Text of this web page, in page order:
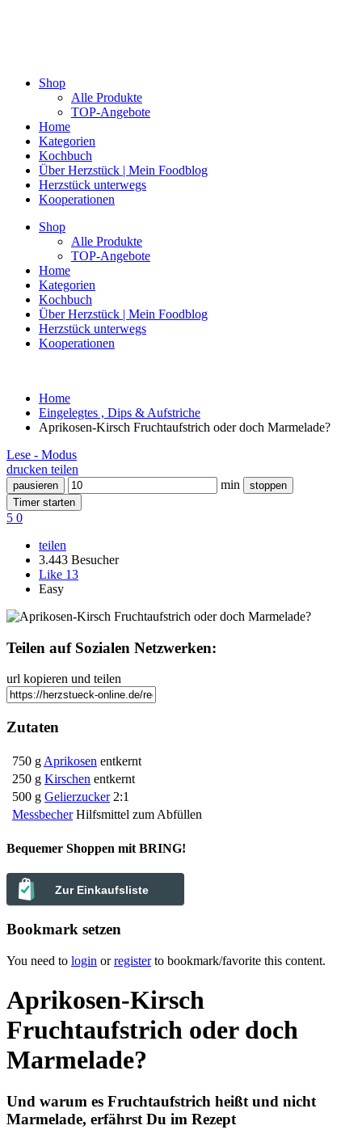
Shop
Alle Produkte
TOP-Angebote
Home
Kategorien
Kochbuch
Über Herzstück | Mein Foodblog
Herzstück unterwegs
Kooperationen
Shop
Alle Produkte
TOP-Angebote
Home
Kategorien
Kochbuch
Über Herzstück | Mein Foodblog
Herzstück unterwegs
Kooperationen
Home
Eingelegtes , Dips & Aufstriche
Aprikosen-Kirsch Fruchtaufstrich oder doch Marmelade?
Lese - Modus
drucken teilen
pausieren min
stoppen
Timer starten
5 0
teilen
3.443 Besucher
Like 13
Easy
Teilen auf Sozialen Netzwerken:
url kopieren und teilen
Zutaten
750 g Aprikosen entkernt
250 g Kirschen entkernt
500 g Gelierzucker 2:1
Messbecher Hilfsmittel zum Abfüllen
Bequemer Shoppen mit BRING!
Zur Einkaufsliste
Bookmark setzen
You need to login orregisterto bookmark/favorite this content.
Aprikosen-Kirsch
Fruchtaufstrich oder doch
Marmelade?
Und warum es Fruchtaufstrich heißt und nicht
Marmelade, erfährst Du im Rezept